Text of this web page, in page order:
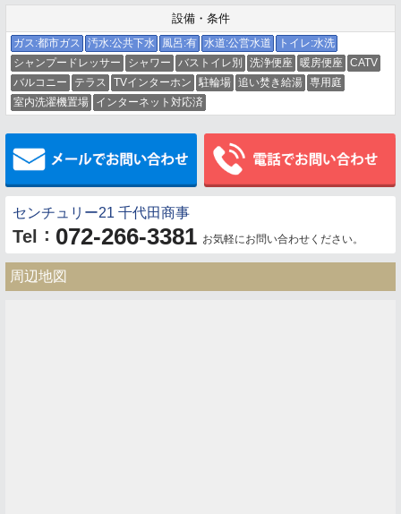
設備・条件
ガス:都市ガス 汚水:公共下水 風呂:有 水道:公営水道
トイレ:水洗
シャンプードレッサー
シャワー バストイレ別 洗浄便座 暖房便座 CATV
バルコニー
テラス TVインターホン 駐輪場 追い焚き給湯 専用庭
室内洗濯機置場
インターネット対応済
メールでお問い合わせ
センチュリー21 千代田商事
Tel ： 072-266-3381 お気軽にお問い合わせください。
周辺地図